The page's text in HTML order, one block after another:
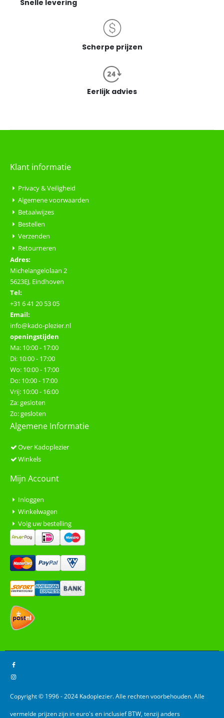
Snelle levering
Scherpe prijzen
Eerlijk advies
Klant informatie
Privacy & Veiligheid
Algemene voorwaarden
Betaalwijzes
Bestellen
Verzenden
Retourneren
Adres:
Michelangelolaan 2
5623EJ, Eindhoven
Tel:
+31 6 41 20 53 05
Email:
info@kado-plezier.nl
openingstijden
Ma: 10:00 - 17:00
Di: 10:00 - 17:00
Wo: 10:00 - 17:00
Do: 10:00 - 17:00
Vrij: 10:00 - 16:00
Za: gesloten
Zo: gesloten
Algemene Informatie
Over Kadoplezier
Winkels
Mijn Account
Inloggen
Winkelwagen
Volg uw bestelling
Copyright © 1996 - 2024 Kadoplezier. Alle rechten voorbehouden. Alle
vermelde prijzen zijn in euro's en inclusief BTW, tenzij anders